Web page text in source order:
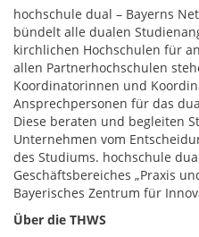
hochschule dual – Bayerns
bündelt alle dualen
kirchlichen Hochschulen für
allen Partnerhochschulen
Koordinatorinnen und
Ansprechpersonen für das
Diese beraten und begleiten
Unternehmen vom
des Studiums. hochschule
Geschäftsbereiches „Praxis
Bayerisches Zentrum für
Über die THWS